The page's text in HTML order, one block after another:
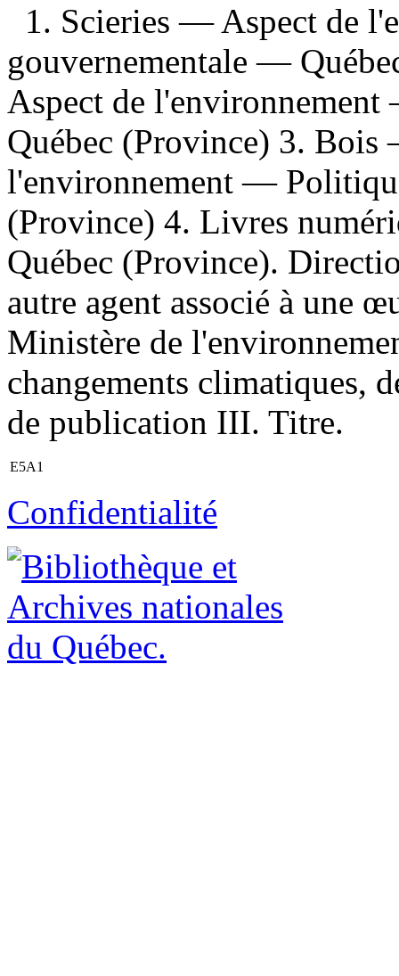
1. Scieries — Aspect de
gouvernementale —
Aspect de
Québec (Province) 3.
l'environnement —
(Province) 4. Livres
Québec (Province).
autre agent associé à une
Ministère de
changements climatiques,
de publication III. Titre.
E5A1
Confidentialité